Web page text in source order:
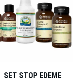
SET STOP EDEME